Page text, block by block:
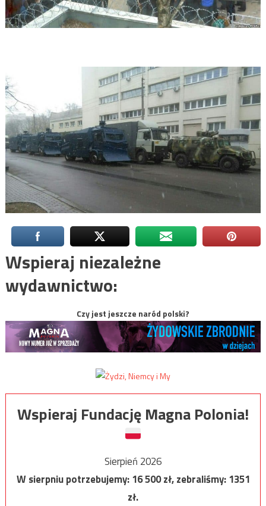
Wspieraj niezależne
wydawnictwo:
Czy jest jeszcze naród polski?
Wspieraj Fundację Magna Polonia!
Sierpień 2026
W sierpniu potrzebujemy:16 500zł, zebraliśmy:1351
zł.